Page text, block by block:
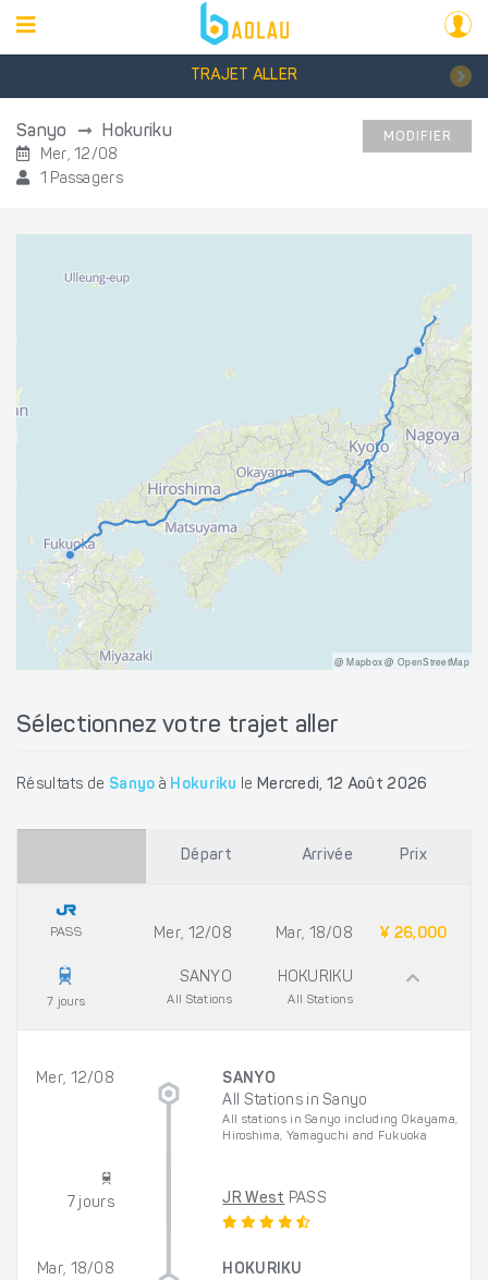
TRAJET ALLER
Sanyo Hokuriku
Mer, 12/08
1 Passagers
MODIFIER
@ Mapbox @ OpenStreetMap
Sélectionnez votre trajet aller
Résultats de Sanyo à Hokuriku le Mercredi, 12 Août 2026
Départ Arrivée Prix
PASS
7 jours
Mer, 12/08
SANYO
All Stations
Mar, 18/08
HOKURIKU
All Stations
¥ 26,000
Mer, 12/08
SANYO
All Stations in Sanyo
All stations in Sanyo including Okayama,
Hiroshima, Yamaguchi and Fukuoka
7 jours JR West PASS
Mar, 18/08
HOKURIKU